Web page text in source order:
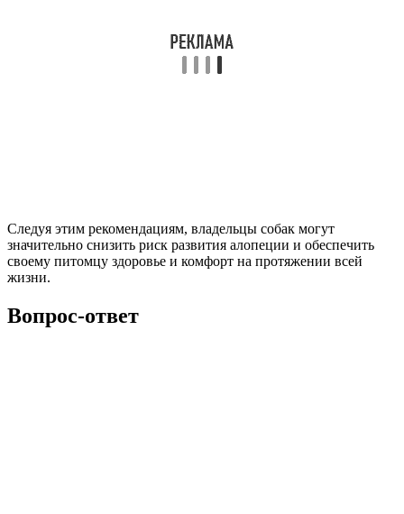
Следуя этим рекомендациям, владельцы собак могут
значительно снизить риск развития алопеции и обеспечить
своему питомцу здоровье и комфорт на протяжении всей
жизни.
Вопрос-ответ